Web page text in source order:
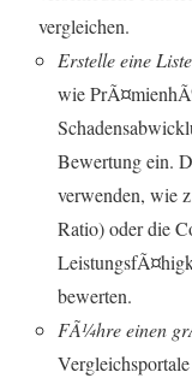
vergleichen.
Erstelle eine
wie
Bewertung ein.
verwenden, wie
Ratio) oder die
bewerten.
FÃ¼hre einen